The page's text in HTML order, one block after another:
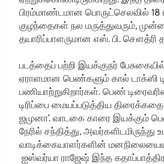
பிரம்மாண்டமான பொருட்செலவில் 18
குழந்தைகள் நல மருத்துவரும்,
தயாரிப்பாளருமான எஸ். பி. சௌத்ரி
படத்தைப் பற்றி இயக்குநர்
ஏராளமான பெண்களும் கால் டாக்ஸி
பணியாற்றுகிறார்கள். பெண்
டிரிப்பை மையப்படுத்திய
ஜமுனா’. வாடகை காரை இயக்கும்
நேரில் சந்தித்து,
வாடிக்கையாளர்களின்
ஐஸ்வர்யா ராஜேஷ் இந்த